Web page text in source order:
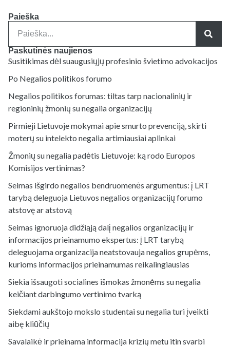
Paieška
Paskutinės naujienos
Susitikimas dėl suaugusiųjų profesinio švietimo advokacijos
Po Negalios politikos forumo
Negalios politikos forumas: tiltas tarp nacionalinių ir
regioninių žmonių su negalia organizacijų
Pirmieji Lietuvoje mokymai apie smurto prevenciją, skirti
moterų su intelekto negalia artimiausiai aplinkai
Žmonių su negalia padėtis Lietuvoje: ką rodo Europos
Komisijos vertinimas?
Seimas išgirdo negalios bendruomenės argumentus: į LRT
tarybą deleguoja Lietuvos negalios organizacijų forumo
atstovę ar atstovą
Seimas ignoruoja didžiąją dalį negalios organizacijų ir
informacijos prieinamumo ekspertus: į LRT tarybą
deleguojama organizacija neatstovauja negalios grupėms,
kurioms informacijos prieinamumas reikalingiausias
Siekia išsaugoti socialines išmokas žmonėms su negalia
keičiant darbingumo vertinimo tvarką
Siekdami aukštojo mokslo studentai su negalia turi įveikti
aibę kliūčių
Savalaikė ir prieinama informacija krizių metu itin svarbi